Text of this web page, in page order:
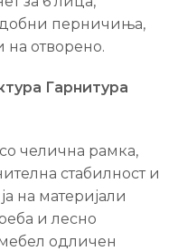
перничиња,
отворено.
Гарнитура
челична рамка,
стабилност и
на материјали
и лесно
одличен